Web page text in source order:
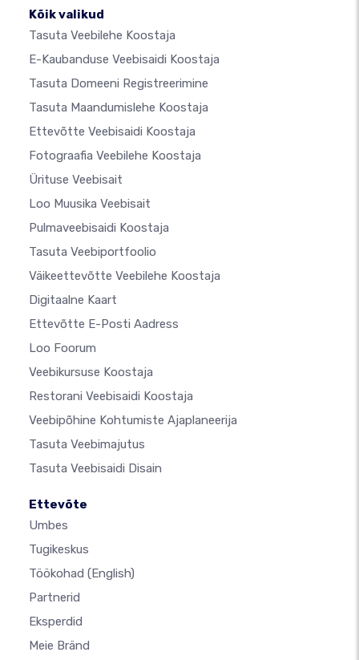
Kõik valikud
Tasuta Veebilehe Koostaja
E-Kaubanduse Veebisaidi Koostaja
Tasuta Domeeni Registreerimine
Tasuta Maandumislehe Koostaja
Ettevõtte Veebisaidi Koostaja
Fotograafia Veebilehe Koostaja
Ürituse Veebisait
Loo Muusika Veebisait
Pulmaveebisaidi Koostaja
Tasuta Veebiportfoolio
Väikeettevõtte Veebilehe Koostaja
Digitaalne Kaart
Ettevõtte E-Posti Aadress
Loo Foorum
Veebikursuse Koostaja
Restorani Veebisaidi Koostaja
Veebipõhine Kohtumiste Ajaplaneerija
Tasuta Veebimajutus
Tasuta Veebisaidi Disain
Ettevõte
Umbes
Tugikeskus
Töökohad (English)
Partnerid
Eksperdid
Meie Bränd